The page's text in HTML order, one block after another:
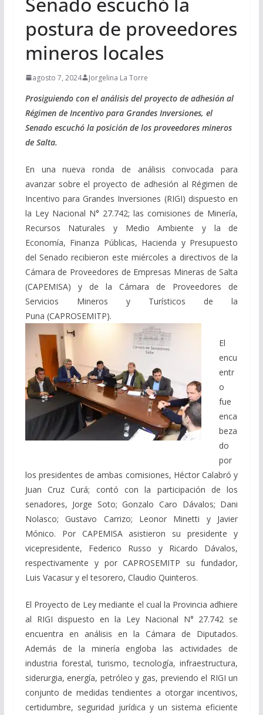
postura de proveedores
mineros locales
agosto 7, 2024 Jorgelina La Torre
Prosiguiendo con el análisis del proyecto de adhesión al
Régimen de Incentivo para Grandes Inversiones, el
Senado escuchó la posición de los proveedores mineros
de Salta.
En una nueva ronda de análisis convocada para
avanzar sobre el proyecto de adhesión al Régimen de
Incentivo para Grandes Inversiones (RIGI) dispuesto en
la Ley Nacional N° 27.742; las comisiones de Minería,
Recursos Naturales y Medio Ambiente y la de
Economía, Finanza Públicas, Hacienda y Presupuesto
del Senado recibieron este miércoles a directivos de la
Cámara de Proveedores de Empresas Mineras de Salta
(CAPEMISA) y de la Cámara de Proveedores de
Servicios Mineros y Turísticos de la
Puna (CAPROSEMITP).
El
encu
entr
o
fue
enca
beza
do
por
los presidentes de ambas comisiones, Héctor Calabró y
Juan Cruz Curá; contó con la participación de los
senadores, Jorge Soto; Gonzalo Caro Dávalos; Dani
Nolasco; Gustavo Carrizo; Leonor Minetti y Javier
Mónico. Por CAPEMISA asistieron su presidente y
vicepresidente, Federico Russo y Ricardo Dávalos,
respectivamente y por CAPROSEMITP su fundador,
Luis Vacasur y el tesorero, Claudio Quinteros.
El Proyecto de Ley mediante el cual la Provincia adhiere
al RIGI dispuesto en la Ley Nacional N° 27.742 se
encuentra en análisis en la Cámara de Diputados.
Además de la minería engloba las actividades de
industria forestal, turismo, tecnología, infraestructura,
siderurgia, energía, petróleo y gas, previendo el RIGI un
conjunto de medidas tendientes a otorgar incentivos,
certidumbre, seguridad jurídica y un sistema eficiente